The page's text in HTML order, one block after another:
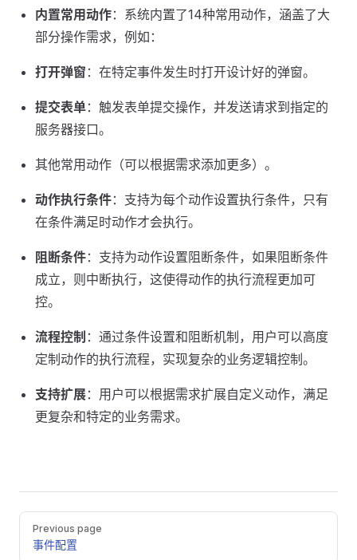
内置常用动作：系统内置了14种常用动作，涵盖了大
部分操作需求，例如：
打开弹窗 ：在特定事件发生时打开设计好的弹窗。
提交表单：触发表单提交操作，并发送请求到指定的
服务器接口。
其他常用动作（可以根据需求添加更多）。
动作执行条件：支持为每个动作设置执行条件，只有
在条件满足时动作才会执行。
阻断条件：支持为动作设置阻断条件，如果阻断条件
成立，则中断执行，这使得动作的执行流程更加可
控。
流程控制 ：通过条件设置和阻断机制，用户可以高度
定制动作的执行流程，实现复杂的业务逻辑控制。
支持扩展：用户可以根据需求扩展自定义动作，满足
更复杂和特定的业务需求。
PagerPrevious page
事件配置